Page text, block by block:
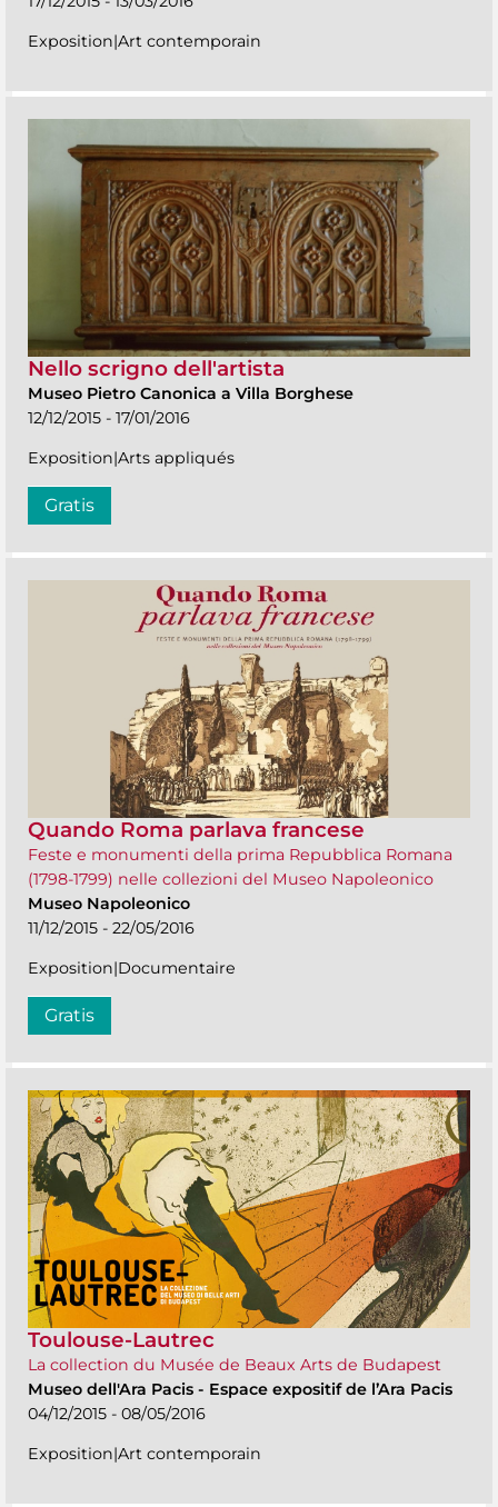
Exposition|Art contemporain
Nello scrigno dell'artista
Museo Pietro Canonica a Villa Borghese
12/12/2015 - 17/01/2016
Exposition|Arts appliqués
Gratis
Quando Roma parlava francese
Feste e monumenti della prima Repubblica Romana
(1798-1799) nelle collezioni del Museo Napoleonico
Museo Napoleonico
11/12/2015 - 22/05/2016
Exposition|Documentaire
Gratis
Toulouse-Lautrec
La collection du Musée de Beaux Arts de Budapest
Museo dell'Ara Pacis - Espace expositif de l’Ara Pacis
04/12/2015 - 08/05/2016
Exposition|Art contemporain